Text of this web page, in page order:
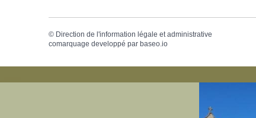
© Direction de l'information légale et administrative
comarquage developpé par baseo.io